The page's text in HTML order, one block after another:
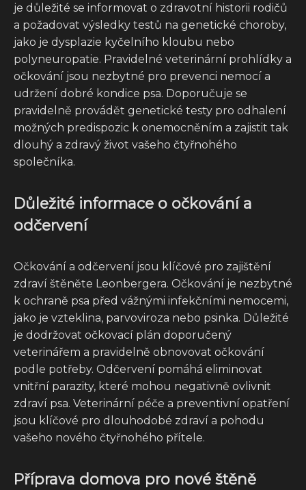
je důležité se informovat o zdravotní historii rodičů
a požadovat výsledky testů na genetické choroby,
jako je dysplazie kyčelního kloubu nebo
polyneuropatie. Pravidelné veterinární prohlídky a
očkování jsou nezbytné pro prevenci nemocí a
udržení dobré kondice psa. Doporučuje se
pravidelně provádět genetické testy pro odhalení
možných predispozic k onemocněním a zajistit tak
dlouhý a zdravý život vašeho čtyřnohého
společníka.
Důležité informace o očkování a
odčervení
Očkování a odčervení jsou klíčové pro zajištění
zdraví štěněte Leonbergera. Očkování je nezbytné
k ochraně psa před vážnými infekčními nemocemi,
jako je vzteklina, parvoviroza nebo psinka. Důležité
je dodržovat očkovací plán doporučený
veterinářem a pravidelně obnovovat očkování
podle potřeby. Odčervení pomáhá eliminovat
vnitřní parazity, které mohou negativně ovlivnit
zdraví psa. Veterinární péče a preventivní opatření
jsou klíčové pro dlouhodobé zdraví a pohodu
vašeho nového čtyřnohého přítele.
Příprava domova pro nové štěně